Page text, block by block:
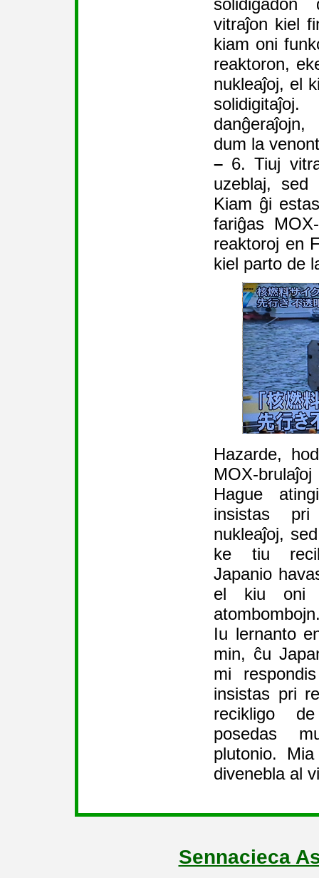
vitraĵon kiel
kiam oni
reaktoron,
nukleaĵoj, el
dum la
– 6. Tiuj
uzeblaj, sed
Kiam ĝi
fariĝas
reaktoroj en
kiel parto de
Hazarde,
MOX-
Hague
insistas
nukleaĵoj,
ke tiu
Japanio
el kiu oni
Iu lernanto
min, ĉu
mi
insistas pri
recikligo
posedas
plutonio.
divenebla al
Sennacieca